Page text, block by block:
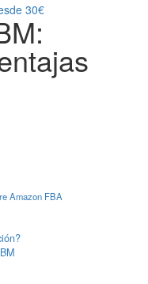
30€
Amazon FBA